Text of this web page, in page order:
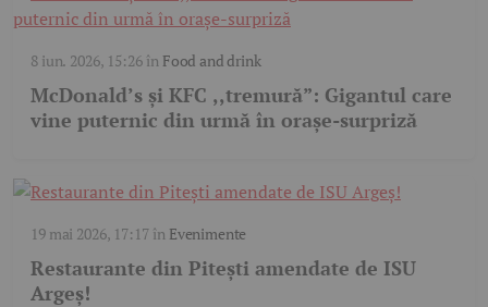
8 iun. 2026, 15:26în Food and drink
McDonald’s și KFC ,,tremură”: Gigantul care
vine puternic din urmă în orașe-surpriză
19 mai 2026, 17:17în Evenimente
Restaurante din Pitești amendate de ISU
Argeș!